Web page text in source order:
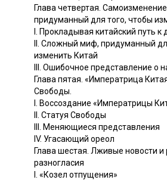
Глава четвертая.
придуманный для того, чтобы
I. Прокладывая китайский путь к
II. Сложный миф, придуманный
изменить Китай
III. Ошибочное представление о
Глава пятая. «Императрица
Свободы.
I. Воссоздание «Императрицы
II. Статуя Свободы
III. Меняющиеся представления
IV. Угасающий ореол
Глава шестая. Лживые новости и
разногласия
I. «Козел отпущения»